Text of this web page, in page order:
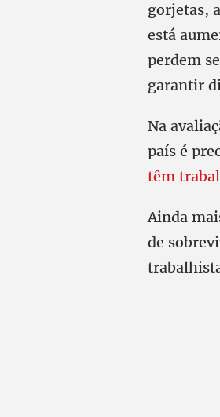
gorjetas,
está
perdem
garantir
Na
país é
têm
Ainda
de